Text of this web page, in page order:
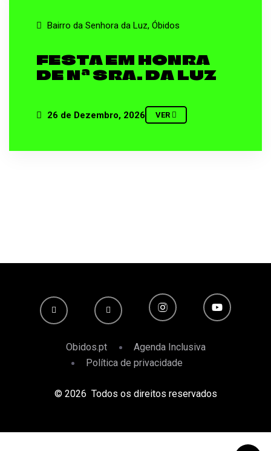
Bairro da Senhora da Luz, Óbidos
FESTA EM HONRA
DE Nª SRA. DA LUZ
26 de Dezembro, 2026 VER
Obidos.pt
Agenda Inclusiva
Política de privacidade
© 2026 Todos os direitos reservados